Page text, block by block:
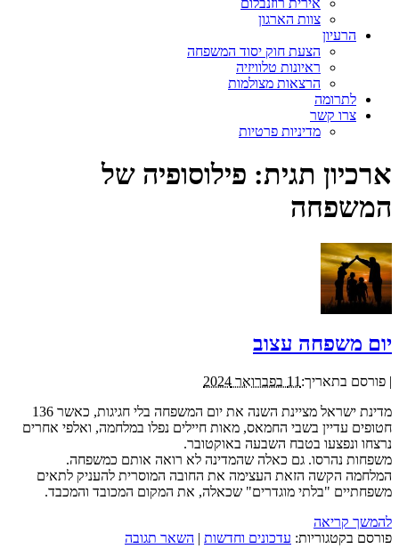
צוות הארגון
הרעיון
הצעת חוק יסוד המשפחה
ראיונות טלוויזיה
הרצאות מצולמות
לתרומה
צרו קשר
מדיניות פרטיות
ארכיון תגית: פילוסופיה של
המשפחה
יום משפחה עצוב
| פורסם בתאריך: 11 בפברואר 2024
מדינת ישראל מציינת השנה את יום המשפחה בלי חגיגות, כאשר 136
חטופים עדיין בשבי החמאס, מאות חיילים נפלו במלחמה, ואלפי אחרים
נרצחו ונפצעו בטבח השבעה באוקטובר.
משפחות נהרסו. גם כאלה שהמדינה לא רואה אותם כמשפחה.
המלחמה הקשה הזאת העצימה את החובה המוסרית להעניק לתאים
משפחתיים "בלתי מוגדרים" שכאלה, את המקום המכובד והמכבד.
להמשך קריאה
פורסם בקטגוריות: עדכונים וחדשות | השאר תגובה